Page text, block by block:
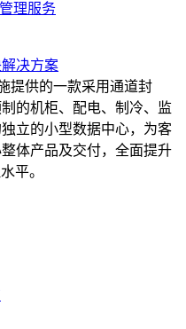
理服务
决方案
提供的一款采用通道封
的机柜、配电、制冷、监
立的小型数据中心，为客
体产品及交付，全面提升
平。